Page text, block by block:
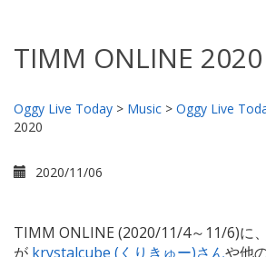
TIMM ONLINE 2020
Oggy Live Today > Music > Oggy Live
2020
2020/11/06
TIMM ONLINE (2020/11/4～11/6)に
が krystalcube (くりきゅー)さんや他